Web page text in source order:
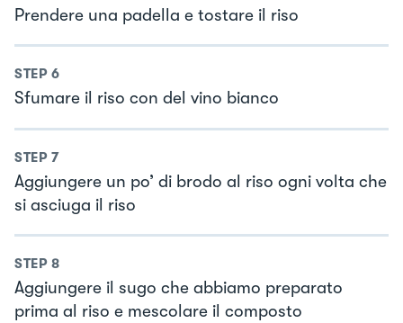
Prendere una padella e tostare il riso
STEP 6
Sfumare il riso con del vino bianco
STEP 7
Aggiungere un po’ di brodo al riso ogni volta che
si asciuga il riso
STEP 8
Aggiungere il sugo che abbiamo preparato
prima al riso e mescolare il composto